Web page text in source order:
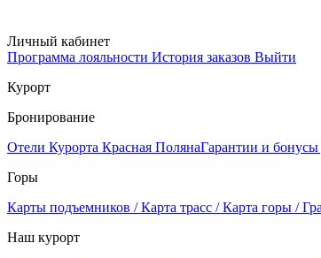
Личный кабинет
Программа лояльности История заказов Выйти
Курорт
Бронирование
Отели Курорта Красная ПолянаГарантии и бонусы
Горы
Карты подъемников / Карта трасс / Карта горы /
Наш курорт